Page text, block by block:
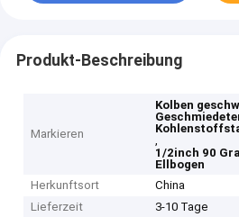
Produkt-Beschreibung
Markieren
Kolben
,
1/2inch 90
Ellbogen
Herkunftsort
China
Lieferzeit
3-10 Tage